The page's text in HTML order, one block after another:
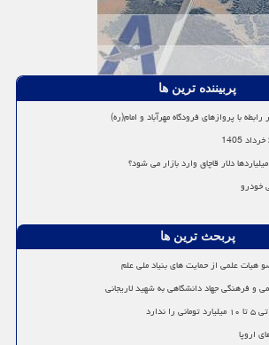
پربیننده ترین ها
با پروازهای فرودگاه مهرآباد و امام(ره)
دلار قاچاق وارد بازار می شود؟
خودرو
پربحث ترین ها
علمی از حمایت های بنیاد ملی علم
و فرهنگی جهاد دانشگاهی به شهید لاریجانی
اروپا